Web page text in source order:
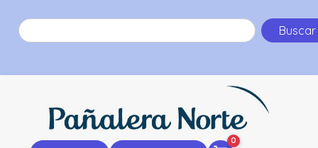
Buscar
0